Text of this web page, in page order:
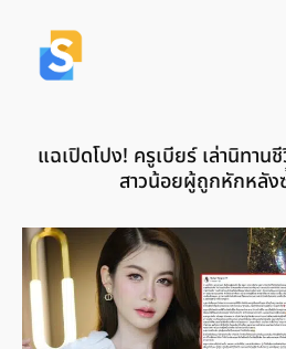
แฉเปิดโปง! ครูเบียร์ เล่านิทาน
สาวน้อยผู้ถูกหักหลังซ้